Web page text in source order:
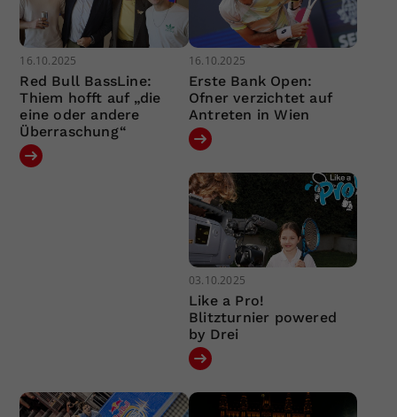
16.10.2025
Red Bull BassLine:
Thiem hofft auf „die
eine oder andere
Überraschung“
16.10.2025
Erste Bank Open:
Ofner verzichtet auf
Antreten in Wien
03.10.2025
Like a Pro!
Blitzturnier powered
by Drei